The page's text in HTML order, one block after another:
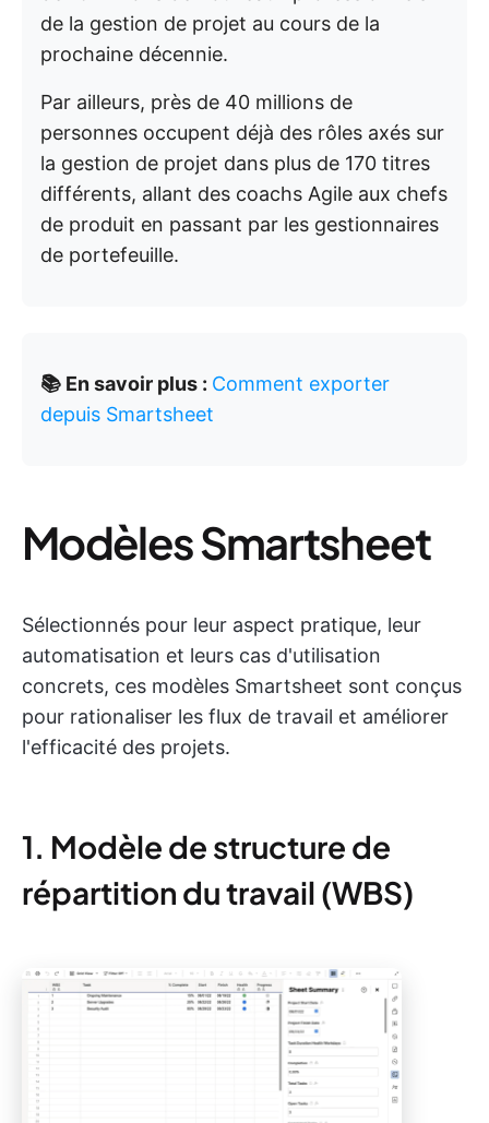
de la gestion de projet au cours de la
prochaine décennie.
Par ailleurs, près de 40 millions de
personnes occupent déjà des rôles axés sur
la gestion de projet dans plus de 170 titres
différents, allant des coachs Agile aux chefs
de produit en passant par les gestionnaires
de portefeuille.
📚 En savoir plus : Comment exporter
depuis Smartsheet
Modèles Smartsheet
Sélectionnés pour leur aspect pratique, leur
automatisation et leurs cas d'utilisation
concrets, ces modèles Smartsheet sont conçus
pour rationaliser les flux de travail et améliorer
l'efficacité des projets.
1. Modèle de structure de
répartition du travail (WBS)